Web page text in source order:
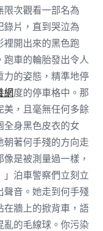
限次觀看一部名為
片，直到哭泣為
裡開出來的黑色跑
車的輪胎發出令人
力的姿態，精準地停
網度的停車格中。那
美，且毫無任何多餘
身黑色皮衣的女
朝著何手殘的方向走
是被測量過一樣，
」泊車警察們立刻立
聲音。她走到何手殘
在牆上的掀背車，語
亂的毛線球。你污染